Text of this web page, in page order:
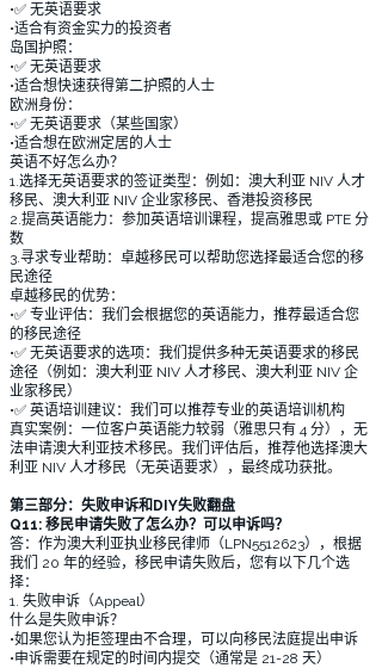
•✅ 无英语要求
•适合有资金实力的投资者
岛国护照：
•✅ 无英语要求
•适合想快速获得第二护照的人士
欧洲身份：
•✅ 无英语要求（某些国家）
•适合想在欧洲定居的人士
英语不好怎么办？
1.选择无英语要求的签证类型：例如：澳大利亚 NIV 人才
移民、澳大利亚 NIV 企业家移民、香港投资移民
2.提高英语能力：参加英语培训课程，提高雅思或 PTE 分
数
3.寻求专业帮助：卓越移民可以帮助您选择最适合您的移
民途径
卓越移民的优势：
•✅ 专业评估：我们会根据您的英语能力，推荐最适合您
的移民途径
•✅ 无英语要求的选项：我们提供多种无英语要求的移民
途径（例如：澳大利亚 NIV 人才移民、澳大利亚 NIV 企
业家移民）
•✅ 英语培训建议：我们可以推荐专业的英语培训机构
真实案例：一位客户英语能力较弱（雅思只有 4 分），无
法申请澳大利亚技术移民。我们评估后，推荐他选择澳大
利亚 NIV 人才移民（无英语要求），最终成功获批。
第三部分：失败申诉和DIY失败翻盘​
Q11: 移民申请失败了怎么办？可以申诉吗？
答：作为澳大利亚执业移民律师（LPN5512623），根据
我们 20 年的经验，移民申请失败后，您有以下几个选
择：
1. 失败申诉（Appeal）
什么是失败申诉？
•如果您认为拒签理由不合理，可以向移民法庭提出申诉
•申诉需要在规定的时间内提交（通常是 21-28 天）